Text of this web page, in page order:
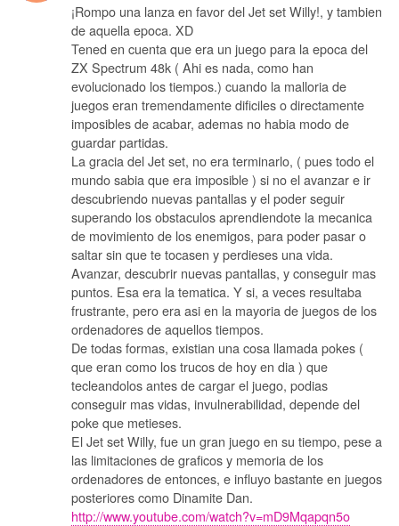
¡Rompo una lanza en favor del Jet set Willy!, y tambien
de aquella epoca. XD
Tened en cuenta que era un juego para la epoca del
ZX Spectrum 48k ( Ahi es nada, como han
evolucionado los tiempos.) cuando la malloria de
juegos eran tremendamente dificiles o directamente
imposibles de acabar, ademas no habia modo de
guardar partidas.
La gracia del Jet set, no era terminarlo, ( pues todo el
mundo sabia que era imposible ) si no el avanzar e ir
descubriendo nuevas pantallas y el poder seguir
superando los obstaculos aprendiendote la mecanica
de movimiento de los enemigos, para poder pasar o
saltar sin que te tocasen y perdieses una vida.
Avanzar, descubrir nuevas pantallas, y conseguir mas
puntos. Esa era la tematica. Y si, a veces resultaba
frustrante, pero era asi en la mayoria de juegos de los
ordenadores de aquellos tiempos.
De todas formas, existian una cosa llamada pokes (
que eran como los trucos de hoy en dia ) que
tecleandolos antes de cargar el juego, podias
conseguir mas vidas, invulnerabilidad, depende del
poke que metieses.
El Jet set Willy, fue un gran juego en su tiempo, pese a
las limitaciones de graficos y memoria de los
ordenadores de entonces, e influyo bastante en juegos
posteriores como Dinamite Dan.
http://www.youtube.com/watch?v=mD9Mqapqn5o